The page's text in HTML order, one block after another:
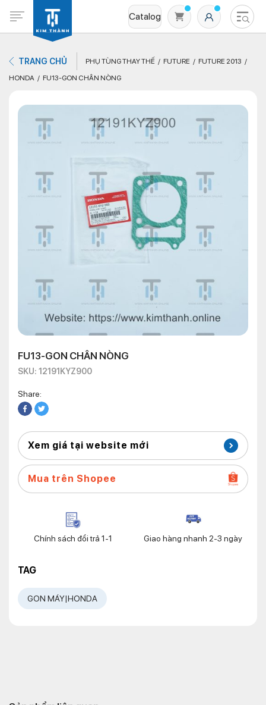
Catalog
Không có sản phẩm nào trong giỏ hàng
TRANG CHỦ PHỤ TÙNG THAY THẾ FUTURE
FUTURE 2013
HONDA
FU13-GON CHÂN NÒNG
FU13-GON CHÂN NÒNG
SKU: 12191KYZ900
Share:
Xem giá tại website mới
Mua trên Shopee
Chính sách đổi trả 1-1 Giao hàng nhanh 2-3 ngày
TAG
GON MÁY|HONDA